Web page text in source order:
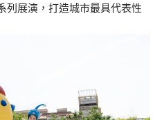
列展演，打造城市最具代表性